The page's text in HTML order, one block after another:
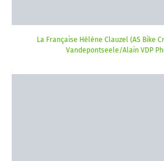
La Française Hélène Clauzel (AS Bike
Vandepontseele/Alain VDP